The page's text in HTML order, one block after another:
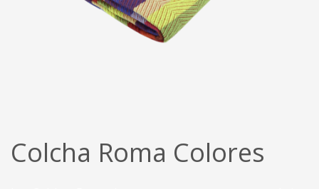
Colcha Roma Colores